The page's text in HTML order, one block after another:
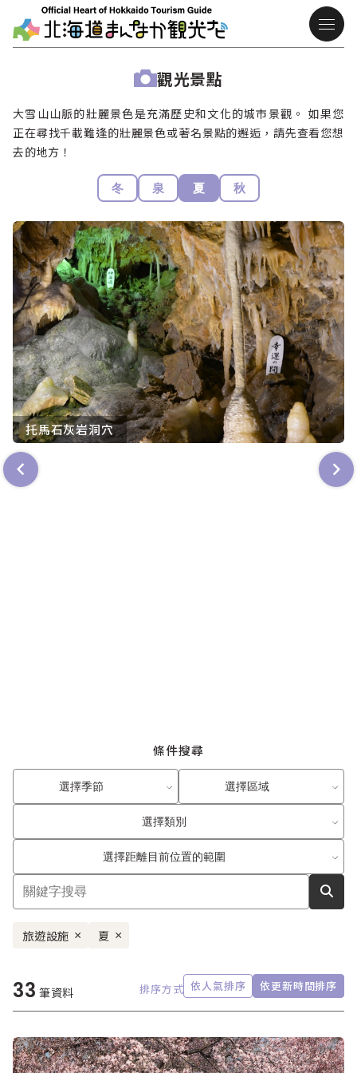
觀光景點
大雪山山脈的壯麗景色是充滿歷史和文化的城市景觀。 如果您
正在尋找千載難逢的壯麗景色或著名景點的邂逅，請先查看您想
去的地方！
冬 泉 夏 秋
托馬石灰岩洞穴
條件搜尋
選擇季節 選擇區域
選擇類別
選擇距離目前位置的範圍
旅遊設施 × 夏 ×
33 筆資料 排序方式 依人氣排序 依更新時間排序